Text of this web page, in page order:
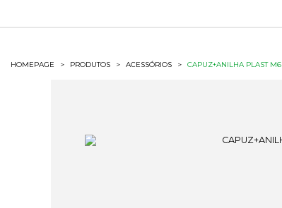
HOMEPAGE > PRODUTOS > ACESSÓRIOS > CAPUZ+ANILHA PLAST M6